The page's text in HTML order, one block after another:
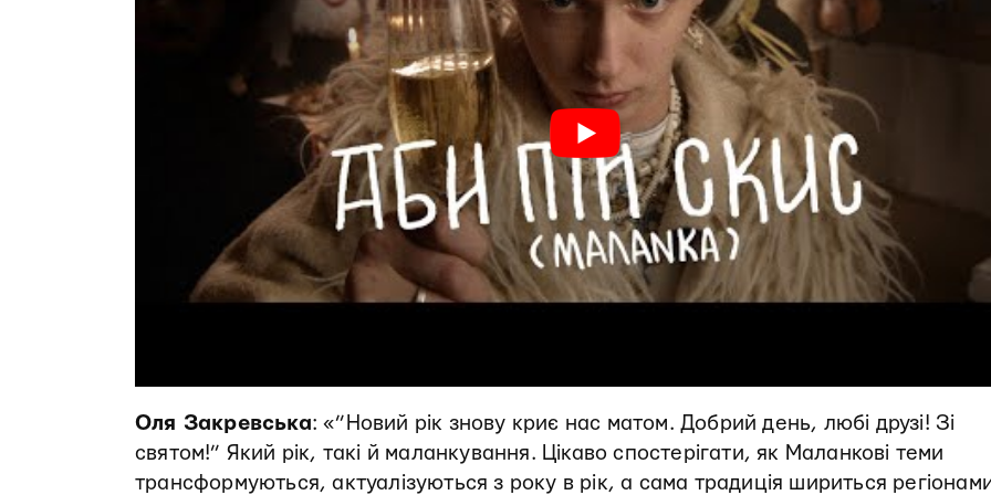
Оля Закревська: «”Новий рік знову криє нас матом. Добрий день, любі друзі! Зі
святом!” Який рік, такі й маланкування. Цікаво спостерігати, як Маланкові теми
трансформуються, актуалізуються з року в рік, а сама традиція шириться